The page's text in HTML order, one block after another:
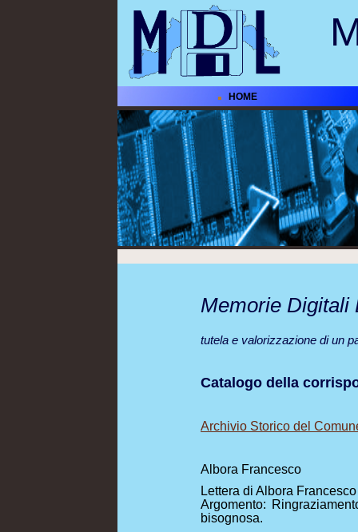
HOME
Memorie Digitali
tutela e valorizzazione di un
Catalogo della
Archivio Storico del
Albora Francesco
Lettera di Albora
Argomento:
bisognosa.